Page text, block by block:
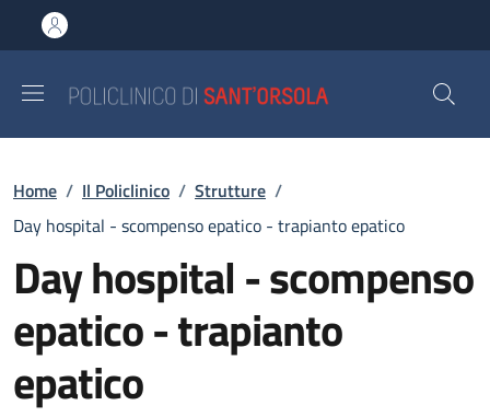
al contenuto principale
to footer content
Briciole di pane
Home / Il Policlinico / Strutture /
Day hospital - scompenso epatico - trapianto epatico
Day hospital - scompenso
epatico - trapianto
epatico